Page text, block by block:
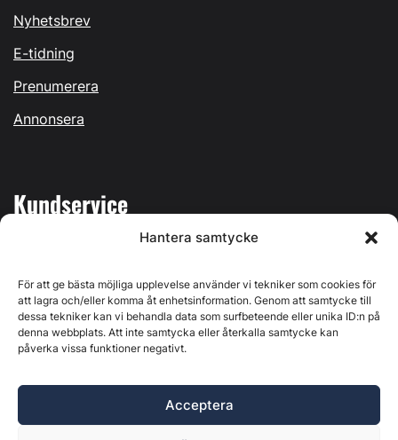
Hantera samtycke
För att ge bästa möjliga upplevelse använder vi tekniker som cookies för
att lagra och/eller komma åt enhetsinformation. Genom att samtycke till
dessa tekniker kan vi behandla data som surfbeteende eller unika ID:n på
denna webbplats. Att inte samtycka eller återkalla samtycke kan
påverka vissa funktioner negativt.
Acceptera
Nyhetsbrev
E-tidning
Prenumerera
Annonsera
Kundservice
Kontakta oss
Östernäsvägen 1, 827 32 Ljusdal, org.nr: 556625-6425 -
Ansvarig utgivare: Henrik Ekberg. Innehållet på denna
webbplats är upphovsrättsligt skyddat. Ange källa vid citering.